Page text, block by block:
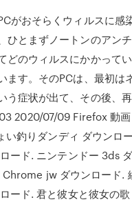
がおそらくウィルスに感
ひとまずノートンのアン
どのウィルスにかかって
ます。そのPCは、最初は
う症状が出て、その後、
2020/07/09 Firefox 動画
い釣りダンディ ダウンロ
ード. ニンテンドー 3ds
Chrome jw ダウンロード.
ード. 君と彼女と彼女の